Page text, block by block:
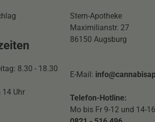
8.30 - 18.30
Uhr
Stern-Apotheke
Maximilianstr. 27
86150 Augsburg
E-Mail:
Telefon-Hotline:
Mo bis Fr 9-12 und 14-